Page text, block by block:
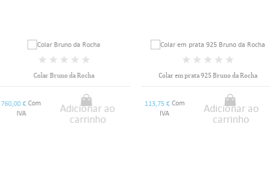
Colar Bruno da Rocha
760,00 € Com
IVA
Adicionar ao
carrinho
Colar em prata 925 Bruno da Rocha
113,75 € Com
IVA
Adicionar ao
carrinho